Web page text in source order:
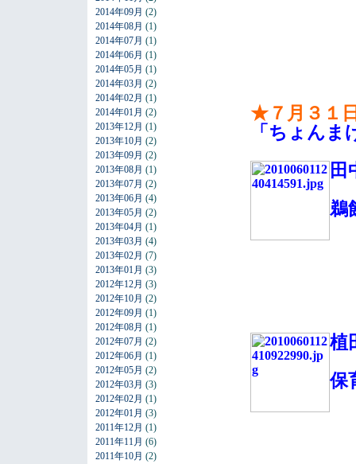
2014年09月 (2)
2014年08月 (1)
2014年07月 (1)
2014年06月 (1)
2014年05月 (1)
2014年03月 (2)
2014年02月 (1)
2014年01月 (2)
2013年12月 (1)
2013年10月 (2)
2013年09月 (2)
2013年08月 (1)
2013年07月 (2)
2013年06月 (4)
2013年05月 (2)
2013年04月 (1)
2013年03月 (4)
2013年02月 (7)
2013年01月 (3)
2012年12月 (3)
2012年10月 (2)
2012年09月 (1)
2012年08月 (1)
2012年07月 (2)
2012年06月 (1)
2012年05月 (2)
2012年03月 (3)
2012年02月 (1)
2012年01月 (3)
2011年12月 (1)
2011年11月 (6)
2011年10月 (2)
★７月３１
「ちょん
田
鵜
植
保